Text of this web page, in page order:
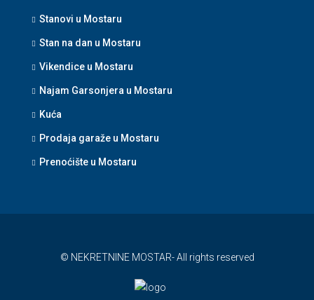
Stanovi u Mostaru
Stan na dan u Mostaru
Vikendice u Mostaru
Najam Garsonjera u Mostaru
Kuća
Prodaja garaže u Mostaru
Prenoćište u Mostaru
© NEKRETNINE MOSTAR- All rights reserved